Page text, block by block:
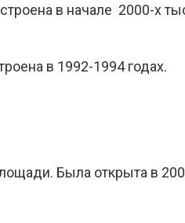
в начале 2000-х
в 1992-1994 годах.
Была открыта в